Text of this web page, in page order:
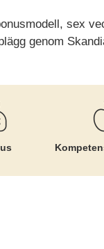
sex
genom